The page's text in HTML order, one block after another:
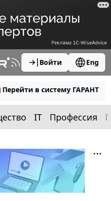
Войти Eng
Перейти в систему ГАРАНТ
IT Профессия